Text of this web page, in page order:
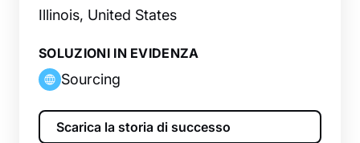
Illinois, United States
SOLUZIONI IN EVIDENZA
Sourcing
Scarica la storia di successo